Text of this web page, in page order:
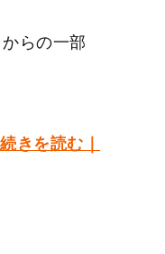
らの一部
続きを読む｜